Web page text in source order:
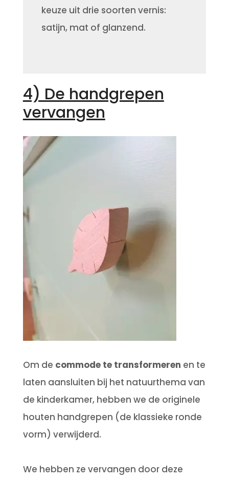
keuze uit drie soorten vernis:
satijn, mat of glanzend.
4) De handgrepen
vervangen
Om de commode te transformeren en te
laten aansluiten bij het natuurthema van
de kinderkamer, hebben we de originele
houten handgrepen (de klassieke ronde
vorm) verwijderd.
We hebben ze vervangen door deze